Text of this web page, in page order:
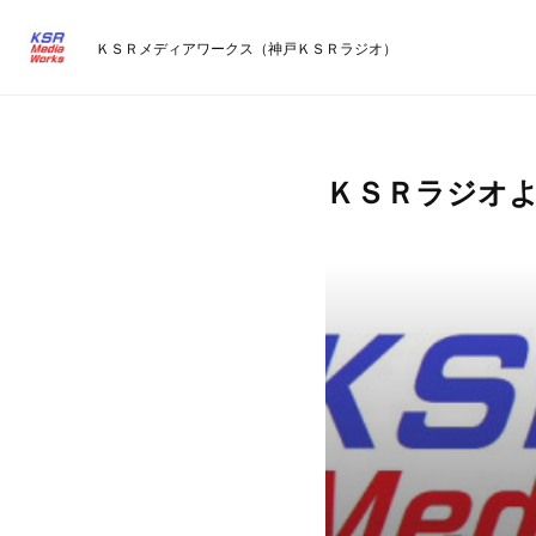
ＫＳＲメディアワークス（神戸ＫＳＲラジオ）
ＫＳＲラジオ